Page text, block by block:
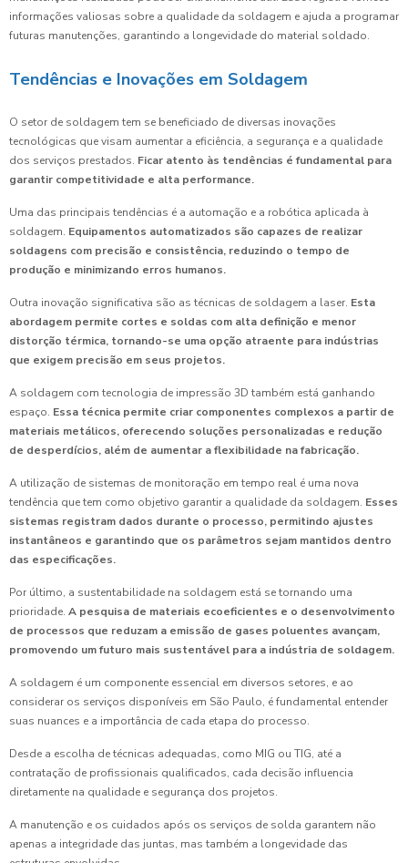
informações valiosas sobre a qualidade da soldagem e ajuda a programar
futuras manutenções, garantindo a longevidade do material soldado.
Tendências e Inovações em Soldagem
O setor de soldagem tem se beneficiado de diversas inovações
tecnológicas que visam aumentar a eficiência, a segurança e a qualidade
dos serviços prestados. Ficar atento às tendências é fundamental para
garantir competitividade e alta performance.
Uma das principais tendências é a automação e a robótica aplicada à
soldagem. Equipamentos automatizados são capazes de realizar
soldagens com precisão e consistência, reduzindo o tempo de
produção e minimizando erros humanos.
Outra inovação significativa são as técnicas de soldagem a laser. Esta
abordagem permite cortes e soldas com alta definição e menor
distorção térmica, tornando-se uma opção atraente para indústrias
que exigem precisão em seus projetos.
A soldagem com tecnologia de impressão 3D também está ganhando
espaço. Essa técnica permite criar componentes complexos a partir de
materiais metálicos, oferecendo soluções personalizadas e redução
de desperdícios, além de aumentar a flexibilidade na fabricação.
A utilização de sistemas de monitoração em tempo real é uma nova
tendência que tem como objetivo garantir a qualidade da soldagem. Esses
sistemas registram dados durante o processo, permitindo ajustes
instantâneos e garantindo que os parâmetros sejam mantidos dentro
das especificações.
Por último, a sustentabilidade na soldagem está se tornando uma
prioridade. A pesquisa de materiais ecoeficientes e o desenvolvimento
de processos que reduzam a emissão de gases poluentes avançam,
promovendo um futuro mais sustentável para a indústria de soldagem.
A soldagem é um componente essencial em diversos setores, e ao
considerar os serviços disponíveis em São Paulo, é fundamental entender
suas nuances e a importância de cada etapa do processo.
Desde a escolha de técnicas adequadas, como MIG ou TIG, até a
contratação de profissionais qualificados, cada decisão influencia
diretamente na qualidade e segurança dos projetos.
A manutenção e os cuidados após os serviços de solda garantem não
apenas a integridade das juntas, mas também a longevidade das